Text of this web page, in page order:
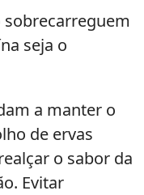
seja o
a manter o
de ervas
o sabor da
Evitar